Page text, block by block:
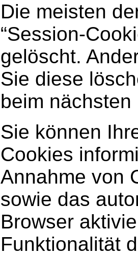
Die meisten
“Session-
gelöscht.
Sie diese
beim
Sie können
Cookies
Annahme von
sowie das
Browser
Funktionalität